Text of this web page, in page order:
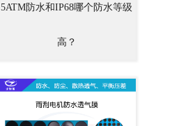
5ATM防水和IP68哪个防水等级
高？